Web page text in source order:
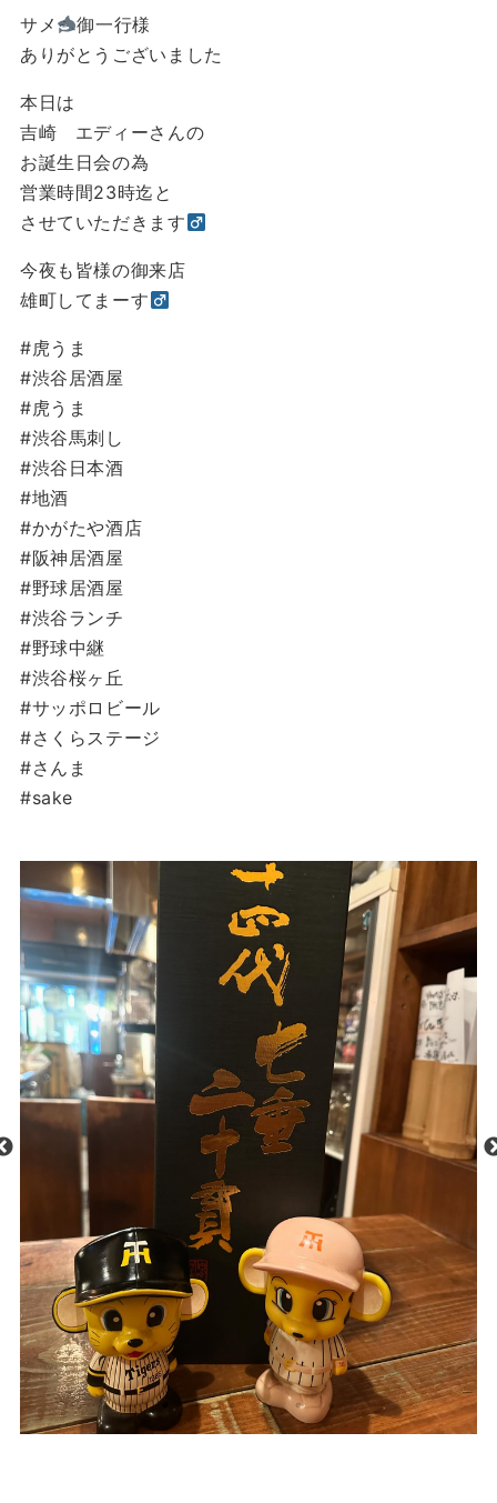
サメ
御一行様
ありがとうございました
本日は
吉崎 エディーさんの
お誕生日会の為
営業時間23時迄と
させていただきます‍
今夜も皆様の御来店
雄町してまーす‍
#虎うま
#渋谷居酒屋
#虎うま
#渋谷馬刺し
#渋谷日本酒
#地酒
#かがたや酒店
#阪神居酒屋
#野球居酒屋
#渋谷ランチ
#野球中継
#渋谷桜ヶ丘
#サッポロビール
#さくらステージ
#さんま
#sake